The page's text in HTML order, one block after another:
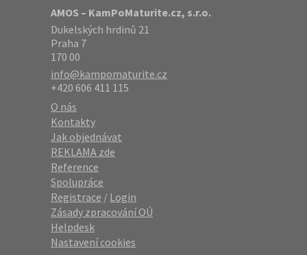
AMOS – KamPoMaturite.cz, s.r.o.
Dukelských hrdinů 21
Praha 7
170 00
info@kampomaturite.cz
+420 606 411 115
O nás
Kontakty
Jak objednávat
REKLAMA zde
Reference
Spolupráce
Registrace / Login
Zásady zpracování OÚ
Helpdesk
Nastavení cookies